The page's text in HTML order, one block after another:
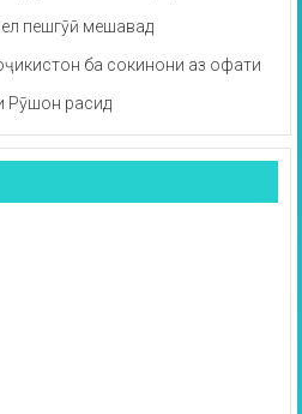
пешгӯӣ мешавад
ба сокинони аз офати
Рӯшон расид